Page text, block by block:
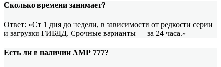
Сколько времени занимает?
Ответ: «От 1 дня до недели, в зависимости от редкости серии
и загрузки ГИБДД. Срочные варианты — за 24 часа.»
Есть ли в наличии АМР 777?